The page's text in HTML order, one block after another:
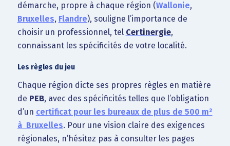
démarche, propre à chaque région (Wallonie,
Bruxelles, Flandre), souligne l’importance de
choisir un professionnel, tel Certinergie,
connaissant les spécificités de votre localité.
Les règles du jeu
Chaque région dicte ses propres règles en matière
de PEB, avec des spécificités telles que l’obligation
d’un certificat pour les bureaux de plus de 500 m²
à Bruxelles. Pour une vision claire des exigences
régionales, n’hésitez pas à consulter les pages